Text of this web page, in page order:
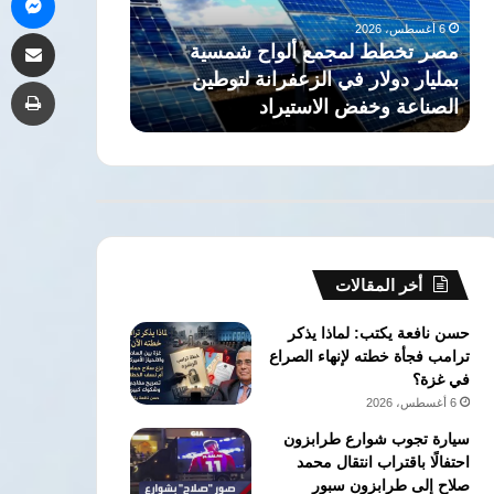
شمسية
لتوطين
العائد
المالي
لاتفاق
تطوير
حقل
كرونوس
6 أغسطس، 2026
نائب برلماني يطالب الحكومة بكشف
العائد المالي لاتفاق تطوير حقل
كرونوس القبرصي
أخر المقالات
حسن نافعة يكتب: لماذا يذكر
ترامب فجأة خطته لإنهاء الصراع
في غزة؟
6 أغسطس، 2026
سيارة تجوب شوارع طرابزون
احتفالًا باقتراب انتقال محمد
صلاح إلى طرابزون سبور